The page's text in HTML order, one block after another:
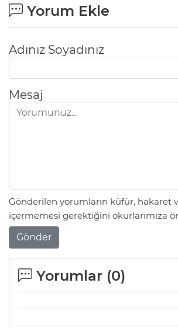
Yorum Ekle
Adınız Soyadınız
Mesaj
Gönderilen yorumların küfür, hakaret
içermemesi gerektiğini okurlarımıza
Gönder
Yorumlar (0)